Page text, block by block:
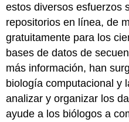
estos diversos esfuerzos
repositorios en línea, de
gratuitamente para los
bases de datos de
más información, han
biología computacional y
analizar y organizar los
ayude a los biólogos a